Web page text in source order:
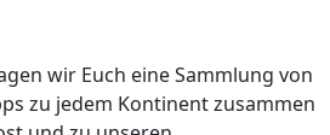
wir Euch eine Sammlung von
zu jedem Kontinent zusammen